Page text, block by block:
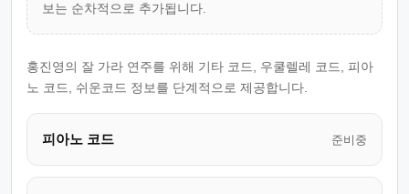
보는 순차적으로 추가됩니다.
홍진영의 잘 가라 연주를 위해 기타 코드, 우쿨렐레 코드, 피아
노 코드, 쉬운코드 정보를 단계적으로 제공합니다.
피아노 코드 준비중